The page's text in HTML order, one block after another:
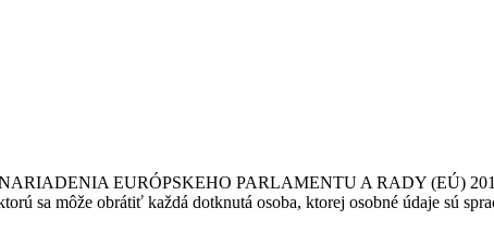
NARIADENIA EURÓPSKEHO PARLAMENTU A RADY (EÚ)
sa môže obrátiť každá dotknutá osoba, ktorej osobné údaje sú